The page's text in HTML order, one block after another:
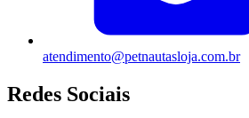
atendimento@petnautasloja.com.br
Redes Sociais